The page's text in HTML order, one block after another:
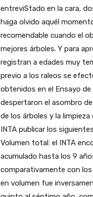
entreviStado en la cara,
haga olvido aquél
recomendable cuando el
mejores árboles. Y para
registran a edades muy
previo a los raleos se
obtenidos en el Ensayo
despertaron el asombro
de los árboles y la
INTA publicar los
Volumen total: el INTA
acumulado hasta los 9
comparativamente con
en volumen fue